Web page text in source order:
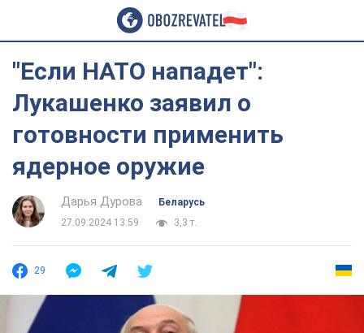
"Если НАТО нападет":
Лукашенко заявил о
готовности применить
ядерное оружие
Дарья Дурова
Беларусь
27.09.2024 13:59
3,3 т.
29